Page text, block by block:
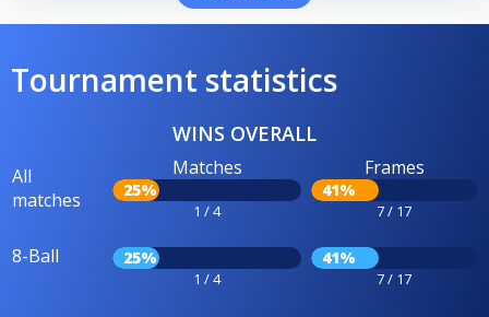
Tournament statistics
WINS OVERALL
All
matches
Matches
25%
1 / 4
Frames
41%
7 / 17
8-Ball 25%
1 / 4
41%
7 / 17